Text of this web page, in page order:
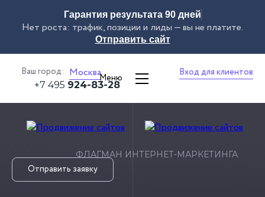
Гарантия результата 90 дней
Нет роста: трафик, позиции и лиды — вы не платите.
Отправить сайт
Ваш город: МоскваМеню
Вход для клиентов
+7 495 924-83-28
ФЛАГМАН ИНТЕРНЕТ-МАРКЕТИНГА
Отправить заявку